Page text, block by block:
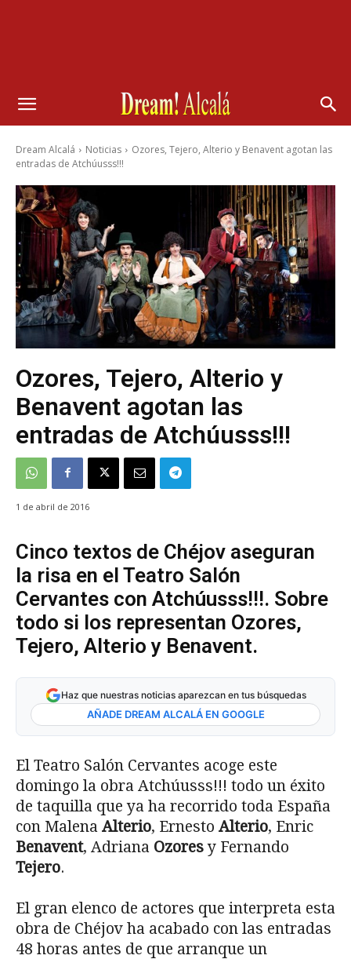
Dream Alcalá Noticias
Ozores, Tejero, Alterio y Benavent agotan las
entradas de Atchúusss!!!
Ozores, Tejero, Alterio y
Benavent agotan las
entradas de Atchúusss!!!
1 de abril de 2016
Cinco textos de Chéjov aseguran
la risa en el Teatro Salón
Cervantes con Atchúusss!!!. Sobre
todo si los representan Ozores,
Tejero, Alterio y Benavent.
Haz que nuestras noticias aparezcan en tus búsquedas
AÑADE DREAM ALCALÁ EN GOOGLE
El Teatro Salón Cervantes acoge este
domingo la obra Atchúusss!!! todo un éxito
de taquilla que ya ha recorrido toda España
con Malena Alterio, Ernesto Alterio, Enric
Benavent, Adriana Ozoresy Fernando
Tejero.
El gran elenco de actores que interpreta esta
obra de Chéjov ha acabado con las entradas
48 horas antes de que arranque un